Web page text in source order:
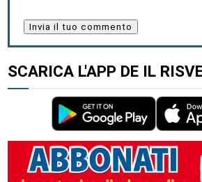
SCARICA L'APP DE IL